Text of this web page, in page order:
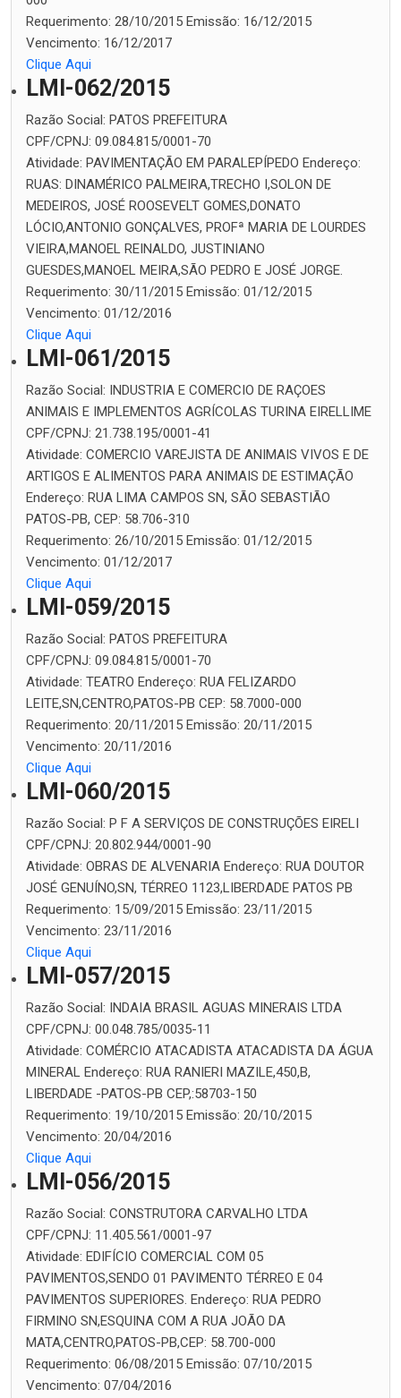
Requerimento: 28/10/2015 Emissão: 16/12/2015
Vencimento: 16/12/2017
Clique Aqui
LMI-062/2015
Razão Social: PATOS PREFEITURA
CPF/CPNJ: 09.084.815/0001-70
Atividade: PAVIMENTAÇÃO EM PARALEPÍPEDO Endereço:
RUAS: DINAMÉRICO PALMEIRA,TRECHO I,SOLON DE
MEDEIROS, JOSÉ ROOSEVELT GOMES,DONATO
LÓCIO,ANTONIO GONÇALVES, PROFª MARIA DE LOURDES
VIEIRA,MANOEL REINALDO, JUSTINIANO
GUESDES,MANOEL MEIRA,SÃO PEDRO E JOSÉ JORGE.
Requerimento: 30/11/2015 Emissão: 01/12/2015
Vencimento: 01/12/2016
Clique Aqui
LMI-061/2015
Razão Social: INDUSTRIA E COMERCIO DE RAÇOES
ANIMAIS E IMPLEMENTOS AGRÍCOLAS TURINA EIRELLIME
CPF/CPNJ: 21.738.195/0001-41
Atividade: COMERCIO VAREJISTA DE ANIMAIS VIVOS E DE
ARTIGOS E ALIMENTOS PARA ANIMAIS DE ESTIMAÇÃO
Endereço: RUA LIMA CAMPOS SN, SÃO SEBASTIÃO
PATOS-PB, CEP: 58.706-310
Requerimento: 26/10/2015 Emissão: 01/12/2015
Vencimento: 01/12/2017
Clique Aqui
LMI-059/2015
Razão Social: PATOS PREFEITURA
CPF/CPNJ: 09.084.815/0001-70
Atividade: TEATRO Endereço: RUA FELIZARDO
LEITE,SN,CENTRO,PATOS-PB CEP: 58.7000-000
Requerimento: 20/11/2015 Emissão: 20/11/2015
Vencimento: 20/11/2016
Clique Aqui
LMI-060/2015
Razão Social: P F A SERVIÇOS DE CONSTRUÇÕES EIRELI
CPF/CPNJ: 20.802.944/0001-90
Atividade: OBRAS DE ALVENARIA Endereço: RUA DOUTOR
JOSÉ GENUÍNO,SN, TÉRREO 1123,LIBERDADE PATOS PB
Requerimento: 15/09/2015 Emissão: 23/11/2015
Vencimento: 23/11/2016
Clique Aqui
LMI-057/2015
Razão Social: INDAIA BRASIL AGUAS MINERAIS LTDA
CPF/CPNJ: 00.048.785/0035-11
Atividade: COMÉRCIO ATACADISTA ATACADISTA DA ÁGUA
MINERAL Endereço: RUA RANIERI MAZILE,450,B,
LIBERDADE -PATOS-PB CEP,:58703-150
Requerimento: 19/10/2015 Emissão: 20/10/2015
Vencimento: 20/04/2016
Clique Aqui
LMI-056/2015
Razão Social: CONSTRUTORA CARVALHO LTDA
CPF/CPNJ: 11.405.561/0001-97
Atividade: EDIFÍCIO COMERCIAL COM 05
PAVIMENTOS,SENDO 01 PAVIMENTO TÉRREO E 04
PAVIMENTOS SUPERIORES. Endereço: RUA PEDRO
FIRMINO SN,ESQUINA COM A RUA JOÃO DA
MATA,CENTRO,PATOS-PB,CEP: 58.700-000
Requerimento: 06/08/2015 Emissão: 07/10/2015
Vencimento: 07/04/2016